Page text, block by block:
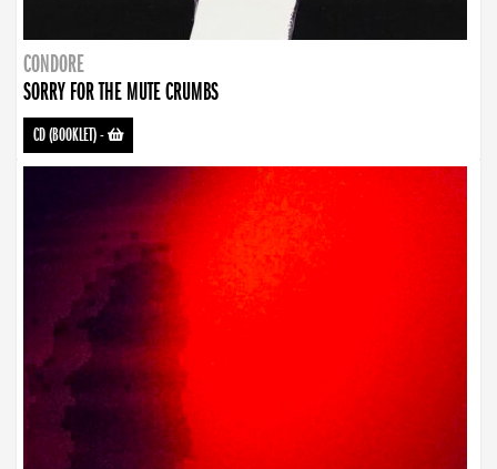
CONDORE
SORRY FOR THE MUTE CRUMBS
CD (BOOKLET)-